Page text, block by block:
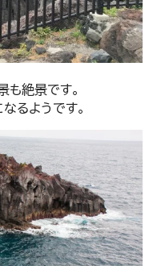
絶景です。
るようです。